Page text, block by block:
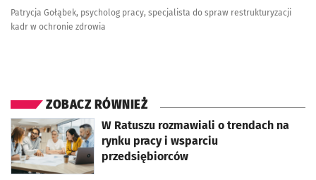
Patrycja Gołąbek, psycholog pracy, specjalista do spraw restrukturyzacji
kadr w ochronie zdrowia
ZOBACZ RÓWNIEŻ
W Ratuszu rozmawiali o trendach na
rynku pracy i wsparciu
przedsiębiorców
otworzy się w nowej karcie